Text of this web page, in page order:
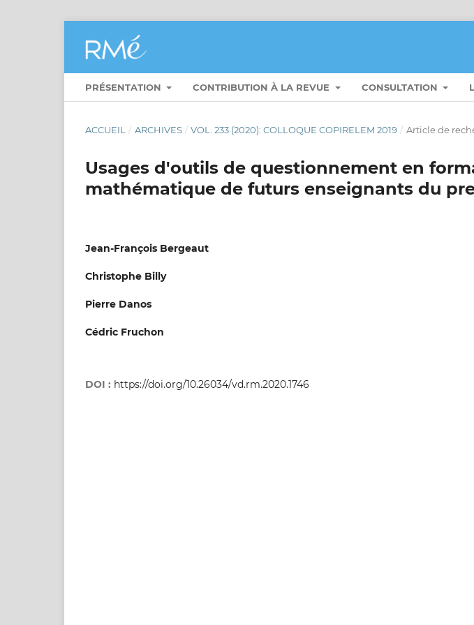
PRÉSENTATION CONTRIBUTION À LA REVUE CONSULTATION
ACCUEIL / ARCHIVES / VOL. 233 (2020): COLLOQUE COPIRELEM 2019 / Article de
Usages d'outils de questionnement en
mathématique de futurs enseignants du
Jean-François Bergeaut
Christophe Billy
Pierre Danos
Cédric Fruchon
DOI : https://doi.org/10.26034/vd.rm.2020.1746